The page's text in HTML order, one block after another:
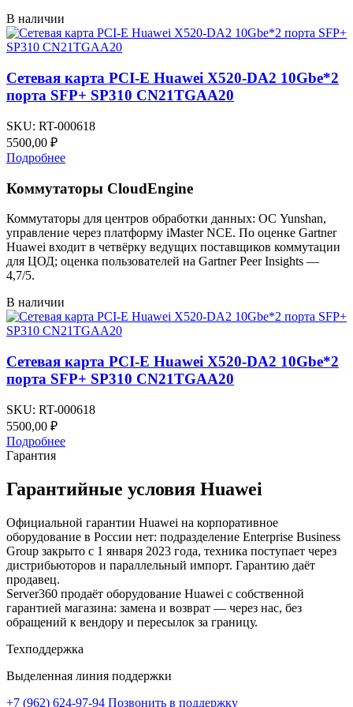
В наличии
Сетевая карта PCI-E Huawei X520-DA2 10Gbe*2
порта SFP+ SP310 CN21TGAA20
SKU: RT-000618
5500,00 ₽
Подробнее
Коммутаторы CloudEngine
Коммутаторы для центров обработки данных: ОС Yunshan,
управление через платформу iMaster NCE. По оценке Gartner
Huawei входит в четвёрку ведущих поставщиков коммутации
для ЦОД; оценка пользователей на Gartner Peer Insights —
4,7/5.
В наличии
Сетевая карта PCI-E Huawei X520-DA2 10Gbe*2
порта SFP+ SP310 CN21TGAA20
SKU: RT-000618
5500,00 ₽
Подробнее
Гарантия
Гарантийные условия Huawei
Официальной гарантии Huawei на корпоративное
оборудование в России нет: подразделение Enterprise Business
Group закрыто с 1 января 2023 года, техника поступает через
дистрибьюторов и параллельный импорт. Гарантию даёт
продавец.
Server360 продаёт оборудование Huawei с собственной
гарантией магазина: замена и возврат — через нас, без
обращений к вендору и пересылок за границу.
Техподдержка
Выделенная линия поддержки
+7 (962) 624-97-94 Позвонить в поддержку